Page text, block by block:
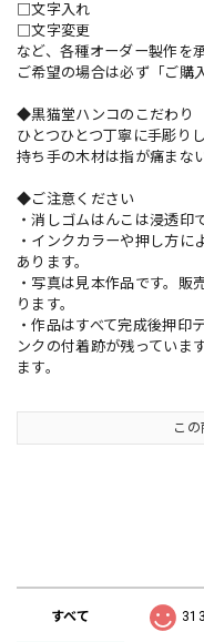
□文字入れ
□文字変更
など、各種オーダー製作を
ご希望の場合は必ず「ご購
◆黒猫堂ハンコのこだわり
ひとつひとつ丁寧に手彫り
持ち手の木材は指が痛まな
◆ご注意ください
・消しゴムはんこは浸透印
・インクカラーや押し方に
あります。
・写真は見本作品です。販
ります。
・作品はすべて完成後押印
ンクの付着跡が残っていま
ます。
こ
すべて 313